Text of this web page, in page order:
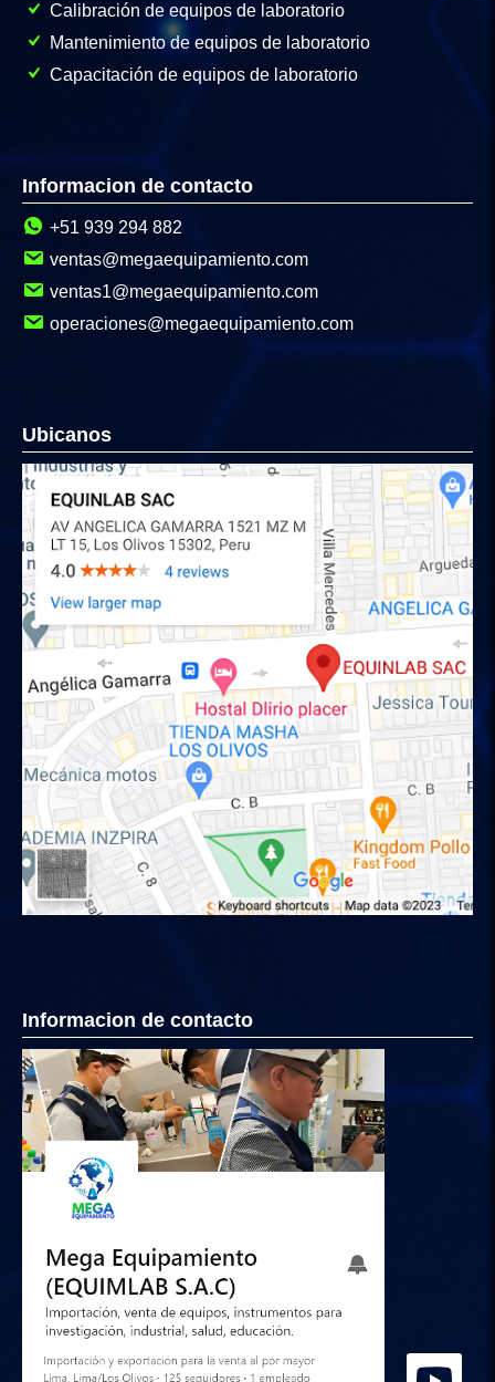
Calibración de equipos de laboratorio
Mantenimiento de equipos de laboratorio
Capacitación de equipos de laboratorio
Informacion de contacto
+51 939 294 882
ventas@megaequipamiento.com
ventas1@megaequipamiento.com
operaciones@megaequipamiento.com
Ubicanos
Informacion de contacto